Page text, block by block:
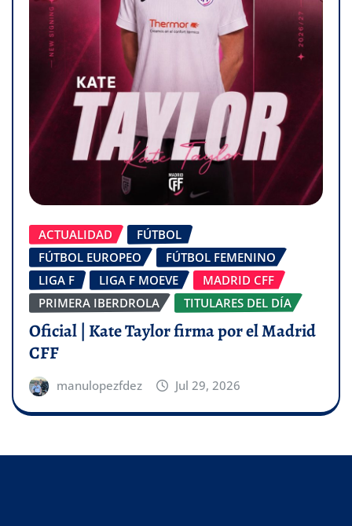
ACTUALIDAD
FÚTBOL
FÚTBOL EUROPEO
FÚTBOL FEMENINO
LIGA F
LIGA F MOEVE
MADRID CFF
PRIMERA IBERDROLA
TITULARES DEL DÍA
Oficial | Kate Taylor firma por el Madrid
CFF
manulopezfdez Jul 29, 2026